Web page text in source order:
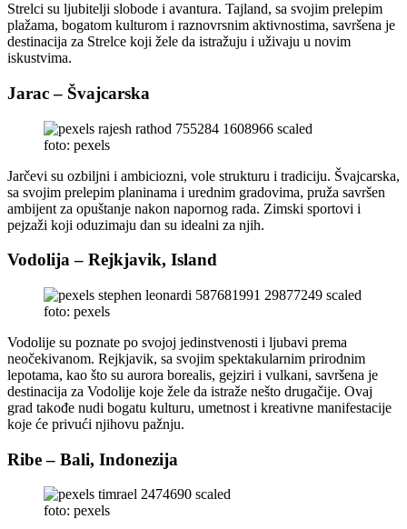
Strelci su ljubitelji slobode i avantura. Tajland, sa svojim prelepim
plažama, bogatom kulturom i raznovrsnim aktivnostima, savršena je
destinacija za Strelce koji žele da istražuju i uživaju u novim
iskustvima.
Jarac – Švajcarska
foto: pexels
Jarčevi su ozbiljni i ambiciozni, vole strukturu i tradiciju. Švajcarska,
sa svojim prelepim planinama i urednim gradovima, pruža savršen
ambijent za opuštanje nakon napornog rada. Zimski sportovi i
pejzaži koji oduzimaju dan su idealni za njih.
Vodolija – Rejkjavik, Island
foto: pexels
Vodolije su poznate po svojoj jedinstvenosti i ljubavi prema
neočekivanom. Rejkjavik, sa svojim spektakularnim prirodnim
lepotama, kao što su aurora borealis, gejziri i vulkani, savršena je
destinacija za Vodolije koje žele da istraže nešto drugačije. Ovaj
grad takođe nudi bogatu kulturu, umetnost i kreativne manifestacije
koje će privući njihovu pažnju.
Ribe – Bali, Indonezija
foto: pexels